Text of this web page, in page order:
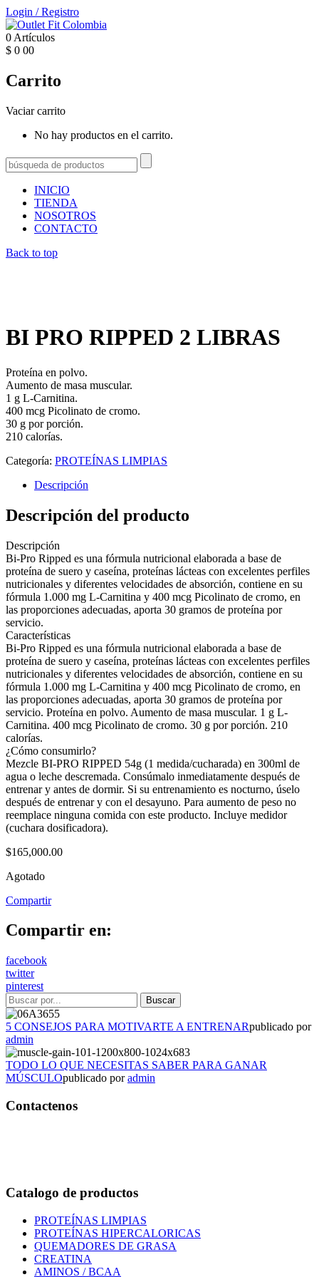
Login /Registro
0 Artículos
$ 0 00
Carrito
Vaciar carrito
No hay productos en el carrito.
INICIO
TIENDA
NOSOTROS
CONTACTO
Back to top
BI PRO RIPPED 2 LIBRAS
Proteína en polvo.
Aumento de masa muscular.
1 g L-Carnitina.
400 mcg Picolinato de cromo.
30 g por porción.
210 calorías.
Categoría: PROTEÍNAS LIMPIAS
Descripción
Descripción del producto
Descripción
Bi-Pro Ripped es una fórmula nutricional elaborada a base de
proteína de suero y caseína, proteínas lácteas con excelentes perfiles
nutricionales y diferentes velocidades de absorción, contiene en su
fórmula 1.000 mg L-Carnitina y 400 mcg Picolinato de cromo, en
las proporciones adecuadas, aporta 30 gramos de proteína por
servicio.
Características
Bi-Pro Ripped es una fórmula nutricional elaborada a base de
proteína de suero y caseína, proteínas lácteas con excelentes perfiles
nutricionales y diferentes velocidades de absorción, contiene en su
fórmula 1.000 mg L-Carnitina y 400 mcg Picolinato de cromo, en
las proporciones adecuadas, aporta 30 gramos de proteína por
servicio. Proteína en polvo. Aumento de masa muscular. 1 g L-
Carnitina. 400 mcg Picolinato de cromo. 30 g por porción. 210
calorías.
¿Cómo consumirlo?
Mezcle BI-PRO RIPPED 54g (1 medida/cucharada) en 300ml de
agua o leche descremada. Consúmalo inmediatamente después de
entrenar y antes de dormir. Si su entrenamiento es nocturno, úselo
después de entrenar y con el desayuno. Para aumento de peso no
reemplace ninguna comida con este producto. Incluye medidor
(cuchara dosificadora).
$165,000.00
Agotado
Compartir
Compartir en:
facebook
twitter
pinterest
5 CONSEJOS PARA MOTIVARTE A ENTRENARpublicado por
admin
TODO LO QUE NECESITAS SABER PARA GANAR
MÚSCULOpublicado poradmin
Contactenos
Catalogo de productos
PROTEÍNAS LIMPIAS
PROTEÍNAS HIPERCALORICAS
QUEMADORES DE GRASA
CREATINA
AMINOS / BCAA